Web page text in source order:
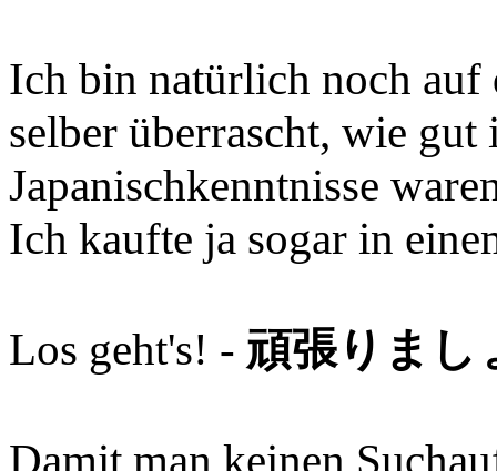
Ich bin natürlich noch
selber überrascht, wie
Japanischkenntnisse
Ich kaufte ja sogar in
Los geht's! - 頑張りまし
Damit man keinen